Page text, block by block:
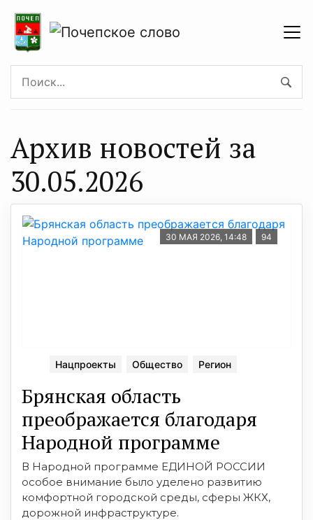
Архив новостей за
30.05.2026
30 МАЯ 2026, 14:48 94
Нацпроекты Общество Регион
Брянская область
преображается благодаря
Народной программе
В Народной программе ЕДИНОЙ РОССИИ
особое внимание было уделено развитию
комфортной городской среды, сферы ЖКХ,
дорожной инфраструктуре.